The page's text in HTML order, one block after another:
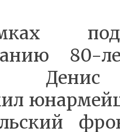
80-
Денис